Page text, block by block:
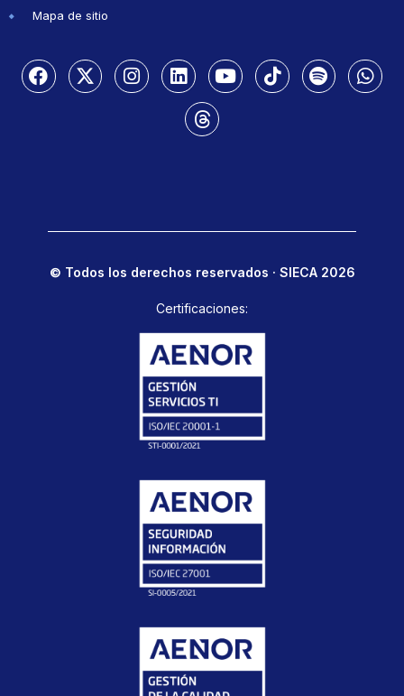
Mapa de sitio
© Todos los derechos reservados · SIECA 2026
Certificaciones: